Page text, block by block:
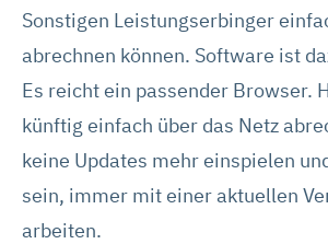
Sonstigen Leistungserbinger
abrechnen können. Software ist
Es reicht ein passender Browser.
künftig einfach über das Netz
keine Updates mehr einspielen
sein, immer mit einer aktuellen
arbeiten.